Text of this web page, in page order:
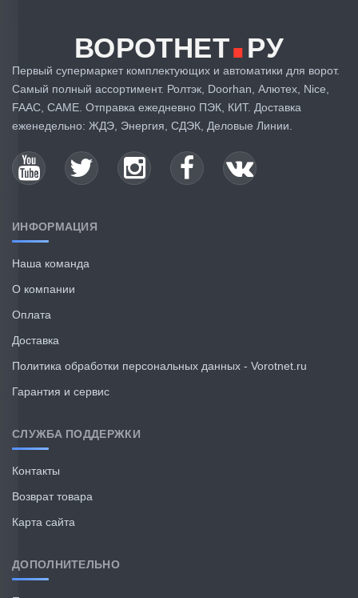
ВОРОТНЕТ.РУ
Первый супермаркет комплектующих и автоматики для ворот.
Самый полный ассортимент. Ролтэк, Doorhan, Алютех, Nice,
FAAC, CAME. Отправка ежедневно ПЭК, КИТ. Доставка
еженедельно: ЖДЭ, Энергия, СДЭК, Деловые Линии.
ИНФОРМАЦИЯ
Наша команда
О компании
Оплата
Доставка
Политика обработки персональных данных - Vorotnet.ru
Гарантия и сервис
СЛУЖБА ПОДДЕРЖКИ
Контакты
Возврат товара
Карта сайта
ДОПОЛНИТЕЛЬНО